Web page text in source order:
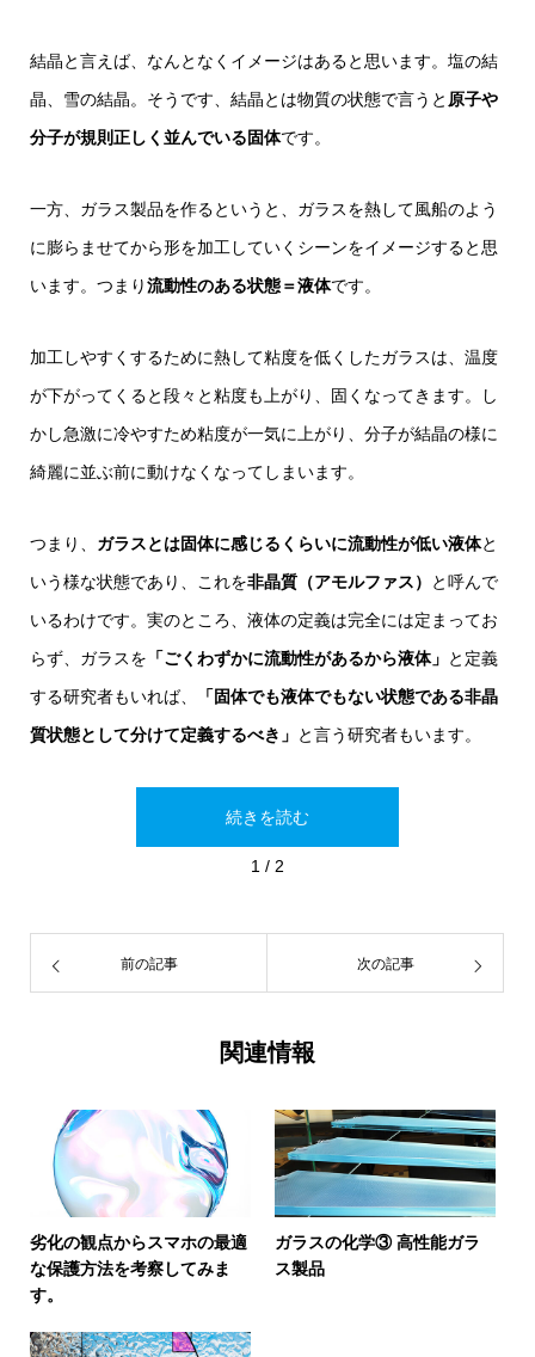
結晶と言えば、なんとなくイメージはあると思います。塩の結
晶、雪の結晶。そうです、結晶とは物質の状態で言うと 原子や
分子が規則正しく並んでいる固体です。
一方、ガラス製品を作るというと、ガラスを熱して風船のよう
に膨らませてから形を加工していくシーンをイメージすると思
います。つまり流動性のある状態＝液体です。
加工しやすくするために熱して粘度を低くしたガラスは、温度
が下がってくると段々と粘度も上がり、固くなってきます。し
かし急激に冷やすため粘度が一気に上がり、分子が結晶の様に
綺麗に並ぶ前に動けなくなってしまいます。
つまり、 ガラスとは固体に感じるくらいに流動性が低い液体と
いう様な状態であり、これを非晶質（アモルファス）
と呼んで
いるわけです。実のところ、液体の定義は完全には定まってお
らず、ガラスを 「ごくわずかに流動性があるから液体」 と定義
する研究者もいれば、
「固体でも液体でもない状態である非晶
質状態として分けて定義するべき」 と言う研究者もいます。
続きを読む
1 / 2
前の記事 次の記事
関連情報
劣化の観点からスマホの最適
な保護方法を考察してみま
す。
ガラスの化学③ 高性能ガラ
ス製品